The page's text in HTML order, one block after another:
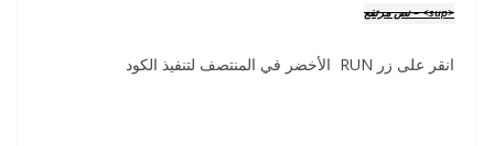
<sup> – نص مرتفع
انقر على زر RUN الأخضر في المنتصف لتنفيذ الكود